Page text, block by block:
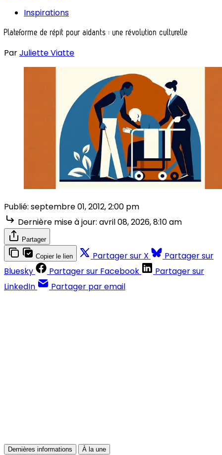
Inspirations
Plateforme de répit pour aidants : une révolution culturelle
ParJuliette Viatte
Publié: septembre 01, 2012, 2:00 pm
Dernière mise à jour: avril 08, 2026, 8:10 am
Partager
Copier le lien Partager sur X
Partager sur
Bluesky
Partager sur Facebook
Partager sur
LinkedIn
Partager par email
Dernières informations À la une